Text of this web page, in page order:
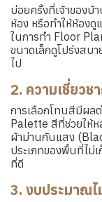
บ่อยครั้งที่เจ้าของบ้
ห้อง หรือทำให้ห้อง
ในการทำ Floor
ขนาดเล็กดูโปร่งสบ
ไป
2. ความเชี่ยว
การเลือกโทนสีมีผล
Palette สีที่ช่วยให้ห
ผ้าม่านกันแสง
ประเภทของพื้นที่ไม่
ที่ดี
3. งบประมาณ